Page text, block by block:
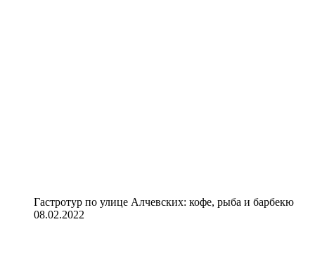
Гастротур по улице Алчевских: кофе, рыба и барбекю
08.02.2022